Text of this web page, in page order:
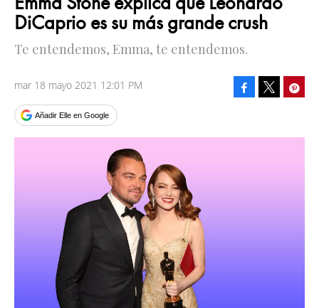
DiCaprio es su más grande crush
Te entendemos, Emma, te entendemos.
mar 18 mayo 2021 12:01 PM
Añadir Elle en Google
Facebook